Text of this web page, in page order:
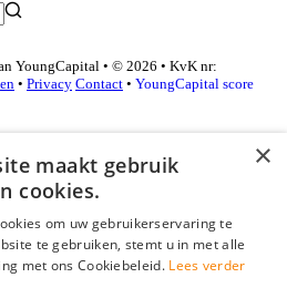
YoungCapital • © 2026 • KvK nr:
• Privacy Contact • YoungCapital score
×
maakt gebruik
cookies.
om uw gebruikerservaring te
te gebruiken, stemt u in met alle
met ons Cookiebeleid. Lees verder